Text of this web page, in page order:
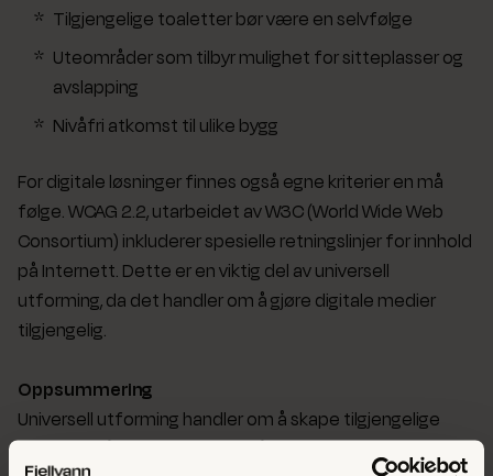
Tilgjengelige toaletter bør være en selvfølge
Uteområder som tilbyr mulighet for sitteplasser og
avslapping
Nivåfri atkomst til ulike bygg
For digitale løsninger finnes også egne kriterier en må
følge. WCAG 2.2, utarbeidet av W3C (World Wide Web
Consortium) inkluderer spesielle retningslinjer for innhold
på Internett. Dette er en viktig del av universell
utforming, da det handler om å gjøre digitale medier
tilgjengelig.
Oppsummering
Universell utforming handler om å skape tilgjengelige
løsninger på tvers av ulike områder, uavhengig av